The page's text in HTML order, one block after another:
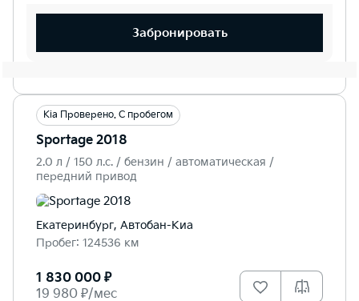
Забронировать
Kia Проверено. С пробегом
Sportage 2018
2.0 л / 150 л.c. / бензин / автоматическая /
передний привод
Екатеринбург, Автобан-Киа
Пробег: 124536 км
1 830 000 ₽
19 980 ₽/мес